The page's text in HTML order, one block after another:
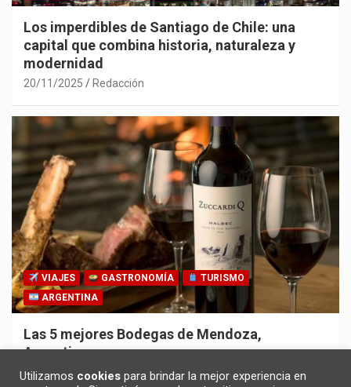
Los imperdibles de Santiago de Chile: una
capital que combina historia, naturaleza y
modernidad
20/11/2025 Redacción
VIAJES GASTRONOMÍA
TURISMO
ARGENTINA
Las 5 mejores Bodegas de Mendoza,
Argentina
30/10/2025 Redacción
Utilizamos cookies para brindar la mejor experiencia en